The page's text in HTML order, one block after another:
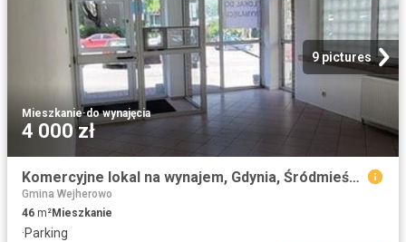
9 pictures
Mieszkanie·do wynajęcia
4 000 zł
Komercyjne lokal na wynajem, Gdynia, Śródmieście, Partyzantów
Gmina Wejherowo
46 m²Mieszkanie
·Parking